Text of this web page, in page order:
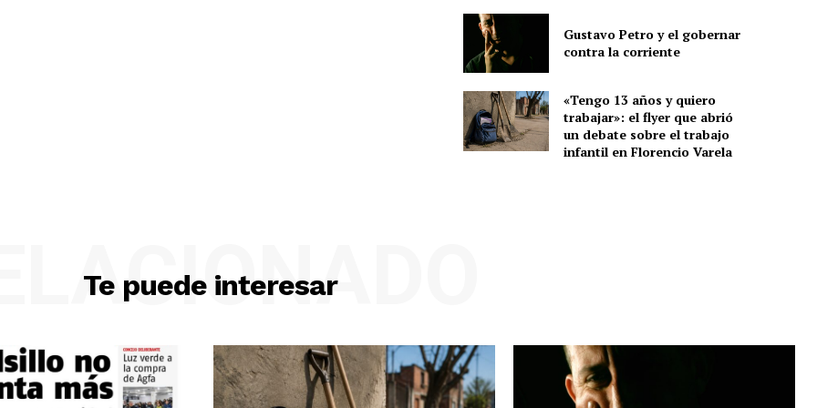
Gustavo Petro y el gobernar
contra la corriente
«Tengo 13 años y quiero
trabajar»: el flyer que abrió
un debate sobre el trabajo
infantil en Florencio Varela
Te puede interesar